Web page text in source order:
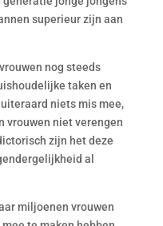
superieur zijn aan
nog steeds
taken en
niets mis mee,
vrouwen niet verengen
zijn het deze
al
miljoenen vrouwen